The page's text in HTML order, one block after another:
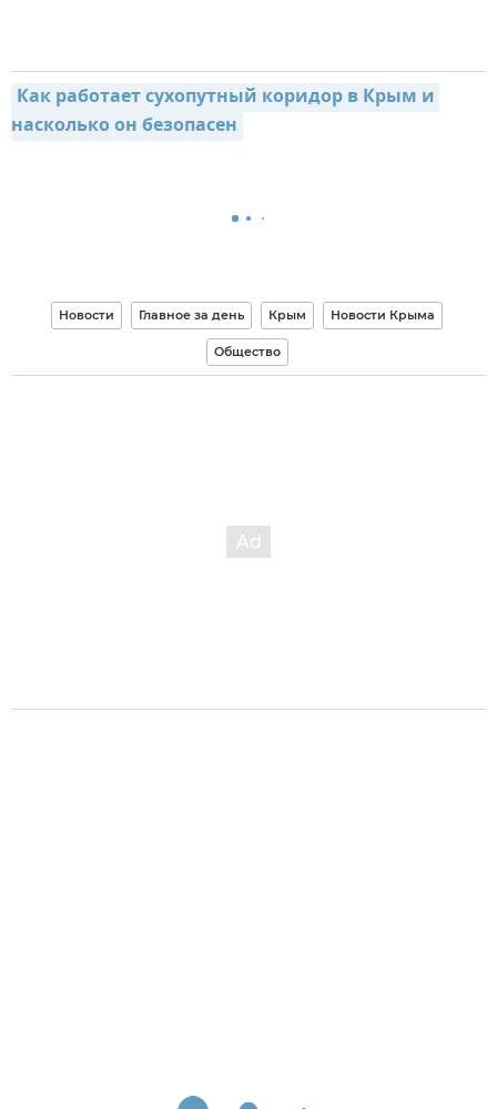
Как работает сухопутный коридор в Крым и
насколько он безопасен
Новости Главное за день Крым Новости Крыма
Общество